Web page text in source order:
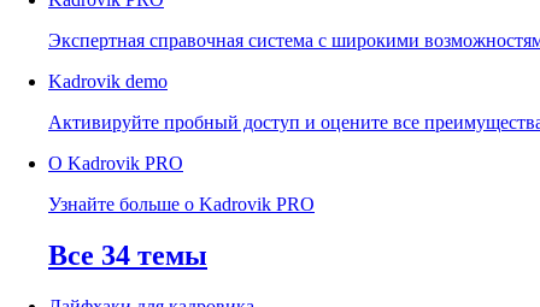
Экспертная справочная система с широкими
Kadrovik demo
Активируйте пробный доступ и оцените все
О Kadrovik PRO
Узнайте больше о Kadrovik PRO
Все 34 темы